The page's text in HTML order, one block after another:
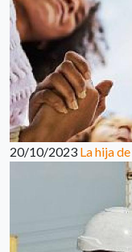
20/10/2023 La hija